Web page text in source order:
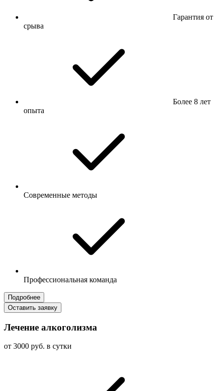
Гарантия от
срыва
Более 8 лет
опыта
Современные методы
Профессиональная команда
Подробнее
Оставить заявку
Лечение алкоголизма
от 3000 руб. в сутки